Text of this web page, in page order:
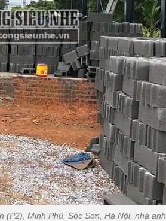
Minh Phú, Sóc Sơn, Hà Nội, nhà